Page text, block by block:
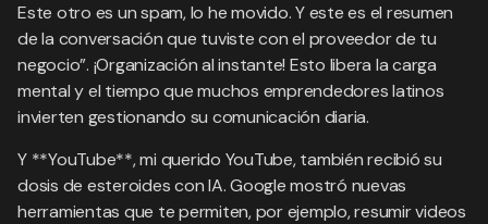
Este otro es un spam, lo he movido. Y este es el resumen
de la conversación que tuviste con el proveedor de tu
negocio”. ¡Organización al instante! Esto libera la carga
mental y el tiempo que muchos emprendedores latinos
invierten gestionando su comunicación diaria.
Y **YouTube**, mi querido YouTube, también recibió su
dosis de esteroides con IA. Google mostró nuevas
herramientas que te permiten, por ejemplo, resumir videos